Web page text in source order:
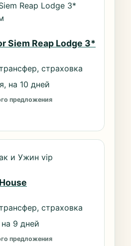
Reap Lodge 3*
Siem Reap Lodge 3*
страховка
на 10 дней
предложения
и Ужин vip
страховка
9 дней
предложения